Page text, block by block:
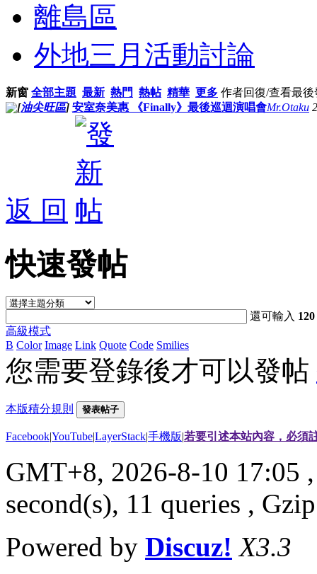
離島區
外地三月活動討論
新窗 全部主題 最新 熱門 熱帖 精華 更多 作者回復/查看最後
[油尖旺區] 安室奈美惠 《Finally》最後巡迴演唱會Mr.Otaku
返 回
快速發帖
還可輸入 120
高級模式
B Color Image Link Quote Code Smilies
您需要登錄後才可以發帖
本版積分規則 發表帖子
Facebook|YouTube|LayerStack|手機版|若要引述本站內容，必須
GMT+8, 2026-8-10 17:05
second(s), 11 queries ,
Powered by Discuz! X3.3